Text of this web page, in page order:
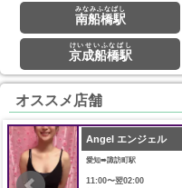
南船橋駅
みなみふなばし
京成船橋駅
けいせいふなばし
オススメ店舗
Angel エンジェル
愛知➠諏訪町駅
11:00〜翌02:00